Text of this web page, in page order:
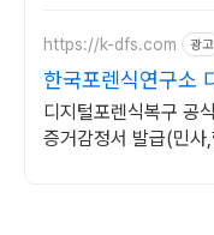
https://k-dfs.com 광고
한국포렌식연구소
및 증거감정
디지털포렌식복구 공
증거감정서 발급(민사